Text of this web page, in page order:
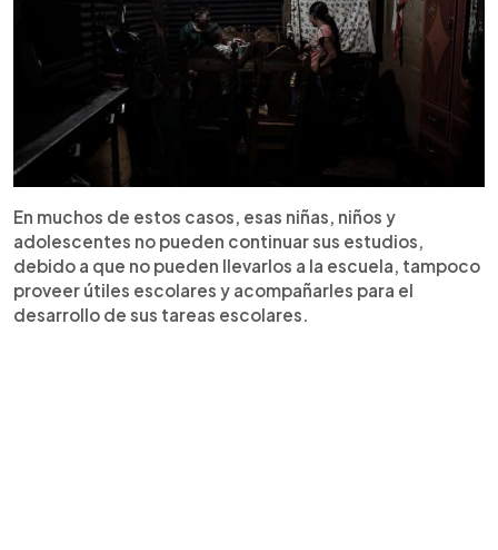
En muchos de estos casos, esas niñas, niños y
adolescentes no pueden continuar sus estudios,
debido a que no pueden llevarlos a la escuela, tampoco
proveer útiles escolares y acompañarles para el
desarrollo de sus tareas escolares.